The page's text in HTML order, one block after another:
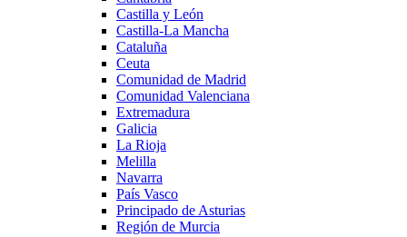
Castilla y León
Castilla-La Mancha
Cataluña
Ceuta
Comunidad de Madrid
Comunidad Valenciana
Extremadura
Galicia
La Rioja
Melilla
Navarra
País Vasco
Principado de Asturias
Región de Murcia